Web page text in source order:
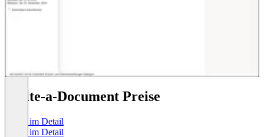
Write-a-Document Preise
Preise im Detail
Preise im Detail